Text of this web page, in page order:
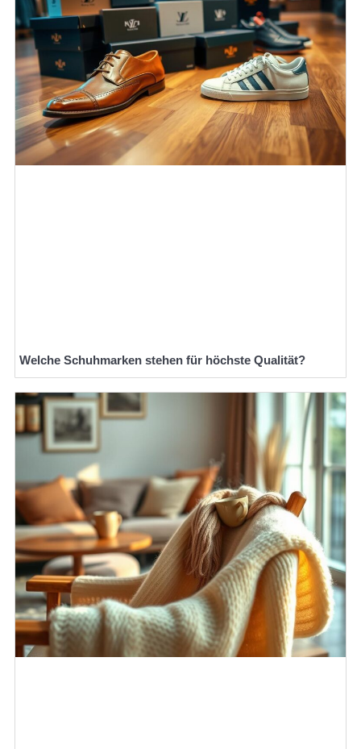
Welche Schuhmarken stehen für höchste Qualität?